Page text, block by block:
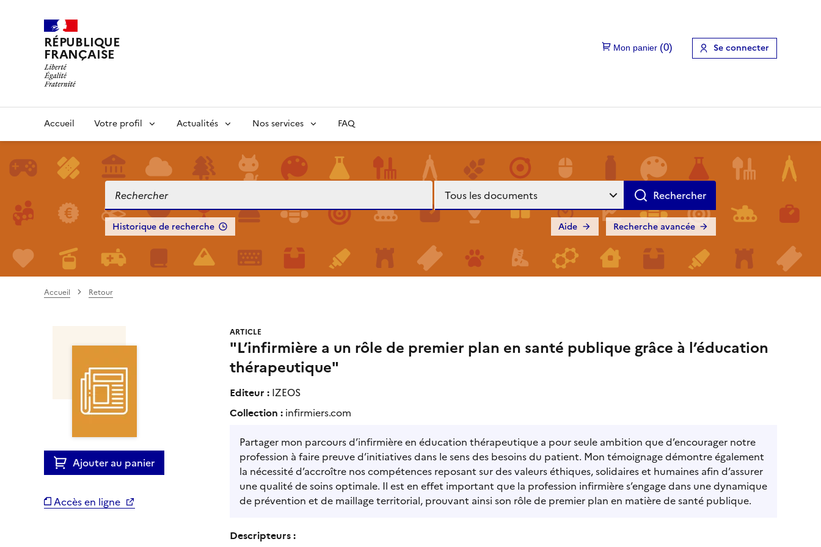
RÉPUBLIQUE
FRANÇAISE Se connecter
Accueil Votre profil Actualités Nos services FAQ
Historique de recherche Recherche avancée
Aide
Accueil Retour
Ajouter au panier
Accès en ligne
ARTICLE
"L’infirmière a un rôle de premier plan en santé publique grâce à l’éducation
thérapeutique"
Editeur : IZEOS
Collection : infirmiers.com
Partager mon parcours d’infirmière en éducation thérapeutique a pour seule ambition que d’encourager notre
profession à faire preuve d’initiatives dans le sens des besoins du patient. Mon témoignage démontre également
la nécessité d’accroître nos compétences reposant sur des valeurs éthiques, solidaires et humaines afin d’assurer
une qualité de soins optimale. Il est en effet important que la profession infirmière s’engage dans une dynamique
de prévention et de maillage territorial, prouvant ainsi son rôle de premier plan en matière de santé publique.
Descripteurs :